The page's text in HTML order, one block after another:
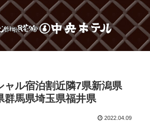
ャル宿泊割近隣7県新潟県
群馬県埼玉県福井県
2022.04.09